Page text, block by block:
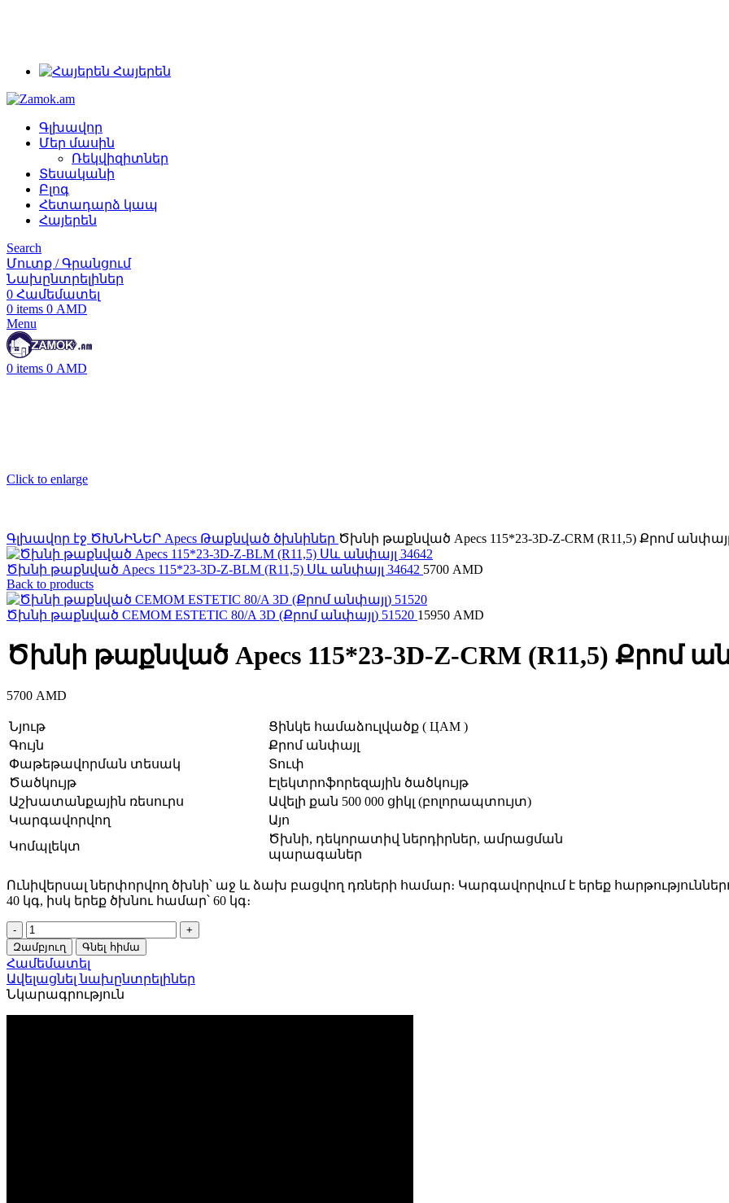
Հայերեն
Գլխավոր
Մեր մասին
Ռեկվիզիտներ
Տեսականի
Բլոգ
Հետադարձ կապ
Հայերեն
Search
Մուտք / Գրանցում
Նախընտրելիներ
0 Համեմատել
0 items 0 AMD
Menu
0 items 0 AMD
Click to enlarge
Գլխավոր էջ ԾԽՆԻՆԵՐ Apecs Թաքնված ծխնիներ Ծխնի թաքնված Apecs 115*23-3D-Z-CRM (R11,5) Քրոմ անփայլ
Ծխնի թաքնված Apecs 115*23-3D-Z-BLM (R11,5) Սև անփայլ 34642 5700 AMD
Back to products
Ծխնի թաքնված CEMOM ESTETIC 80/A 3D (Քրոմ անփայլ) 51520 15950 AMD
Ծխնի թաքնված Apecs 115*23-3D-Z-CRM (R11,5) Քրոմ
5700 AMD
Նյութ
Ցինկե համաձուլվածք ( ЦАМ )
Գույն
Քրոմ անփայլ
Փաթեթավորման տեսակ
Տուփ
Ծածկույթ
Էլեկտրոֆորեզային ծածկույթ
Աշխատանքային ռեսուրս
Ավելի քան 500 000 ցիկլ (բոլորապտույտ)
Կարգավորվող
Այո
Կոմպլեկտ
Ծխնի, դեկորատիվ ներդիրներ, ամրացման
պարագաներ
Ունիվերսալ ներփորվող ծխնի՝ աջ և ձախ բացվող դռների համար։ Կարգավորվում է երեք
40 կգ, իսկ երեք ծխնու համար՝ 60 կգ։
Ծխնի
թաքնված
Apecs
115*23-
3D-
Z-
CRM
Զամբյուղ Գնել հիմա
Համեմատել
Ավելացնել նախընտրելիներ
Նկարագրություն